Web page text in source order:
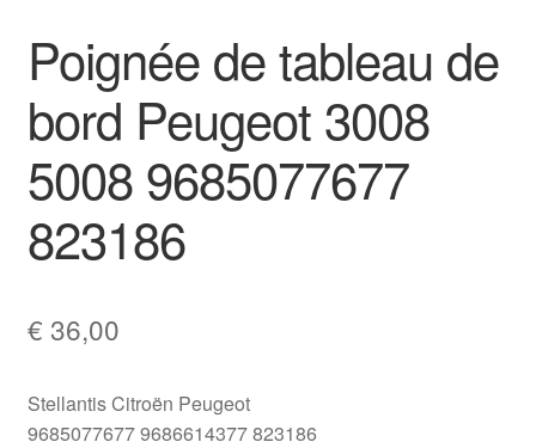
Poignée de tableau de
bord Peugeot 3008
5008 9685077677
823186
€ 36,00
Stellantis Citroën Peugeot
9685077677 9686614377 823186